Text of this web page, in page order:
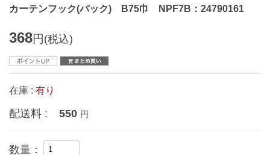
カーテンフック(パック) B75巾 NPF7B：24790161
368円 (税込)
在庫 : 有り
配送料 : 550 円
数量：